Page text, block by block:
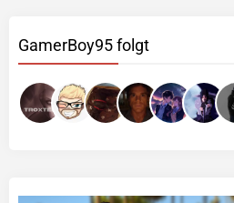
GamerBoy95 folgt